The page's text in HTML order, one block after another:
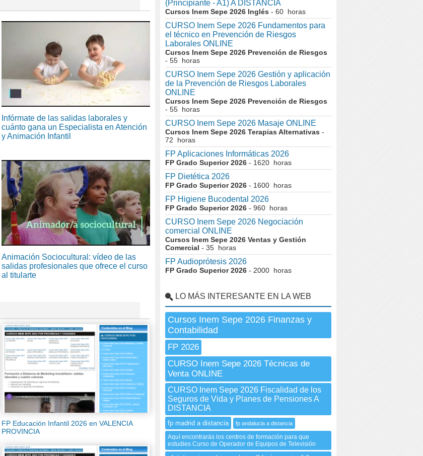
Infórmate de las salidas laborales y
cuánto gana un Especialista en Atención
y Animación Infantil
Animación Sociocultural: vídeo de las
salidas profesionales que ofrece el curso
al titularte
FP Educación Infantil 2026 en VALENCIA
PROVINCIA
(Principiante - A1) A DISTANCIA
Cursos Inem Sepe 2026 Inglés - 60 horas
CURSO Inem Sepe 2026 Fundamentos para
el técnico en Prevención de Riesgos
Laborales ONLINE
Cursos Inem Sepe 2026 Prevención de Riesgos
- 55 horas
CURSO Inem Sepe 2026 Gestión y aplicación
de la Prevención de Riesgos Laborales
ONLINE
Cursos Inem Sepe 2026 Prevención de Riesgos
- 55 horas
CURSO Inem Sepe 2026 Masaje ONLINE
Cursos Inem Sepe 2026 Terapias Alternativas -
72 horas
FP Aplicaciones Informáticas 2026
FP Grado Superior 2026 - 1620 horas
FP Dietética 2026
FP Grado Superior 2026 - 1600 horas
FP Higiene Bucodental 2026
FP Grado Superior 2026 - 960 horas
CURSO Inem Sepe 2026 Negociación
comercial ONLINE
Cursos Inem Sepe 2026 Ventas y Gestión
Comercial - 35 horas
FP Audioprótesis 2026
FP Grado Superior 2026 - 2000 horas
LO MÁS INTERESANTE EN LA WEB
Cursos Inem Sepe 2026 Finanzas y
Contabilidad
FP 2026
CURSO Inem Sepe 2026 Técnicas de
Venta ONLINE
CURSO Inem Sepe 2026 Fiscalidad de los
Seguros de Vida y Planes de Pensiones A
DISTANCIA
fp madrid a distancia fp andalucia a distancia
Aquí encontrarás los centros de formación para que
estudies Curso de Operador de Equipos de Televisión